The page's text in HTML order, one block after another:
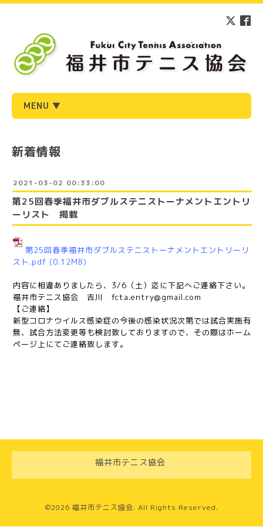
MENU ▼
新着情報
2021-03-02 00:33:00
第25回春季福井市ダブルステニストーナメントエントリ
ーリスト 掲載
第25回春季福井市ダブルステニストーナメントエントリーリ
スト.pdf (0.12MB)
内容に相違ありましたら、3/6（土）迄に下記へご連絡下さい。
福井市テニス協会 吉川 fcta.entry@gmail.com
【ご連絡】
新型コロナウイルス感染症の今後の感染状況次第では試合実施有
無、試合方法変更等も検討致しておりますので、その際はホーム
ページ上にてご連絡致します。
福井市テニス協会
©2026 福井市テニス協会. All Rights Reserved.